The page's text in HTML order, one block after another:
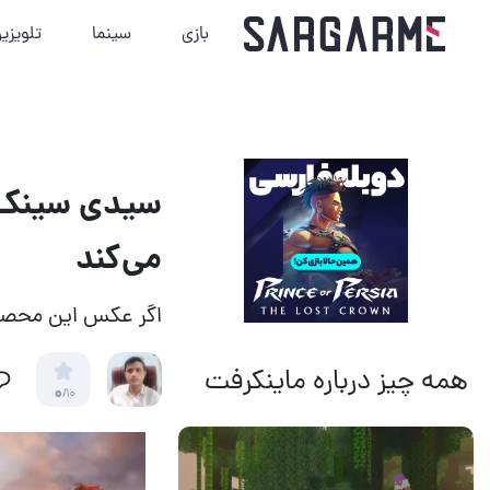
بازی سینما
همه چیز درباره ماینکرفت
می‌کند
اگر عکس این
0/10